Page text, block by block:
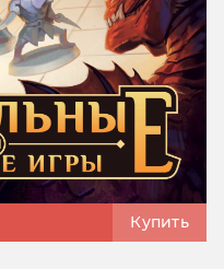
Купить